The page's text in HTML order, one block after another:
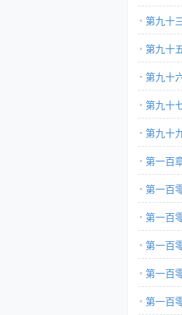
第九十
第九十
第九十
第九十
(下)第九十
第一百
第一百
第一百
第一百
第一百
第一百